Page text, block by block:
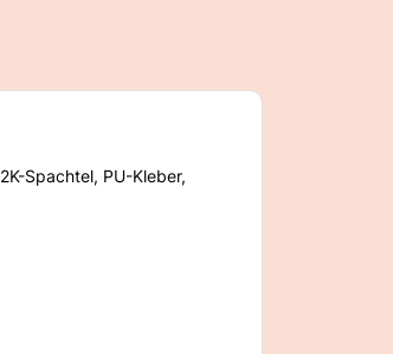
Spachtel, PU-Kleber,